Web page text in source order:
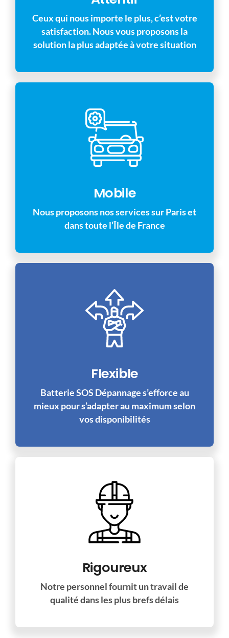
Ceux qui nous importe le plus, c’est votre
satisfaction. Nous vous proposons la
solution la plus adaptée à votre situation
Mobile
Nous proposons nos services sur Paris et
dans toute l’Île de France
Flexible
Batterie SOS Dépannage s’efforce au
mieux pour s’adapter au maximum selon
vos disponibilités
Rigoureux
Notre personnel fournit un travail de
qualité dans les plus brefs délais